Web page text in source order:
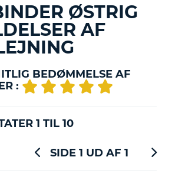
ØSTRIG
AF
BEDØMMELSE AF
:
1 TIL 10
SIDE 1 UD AF 1